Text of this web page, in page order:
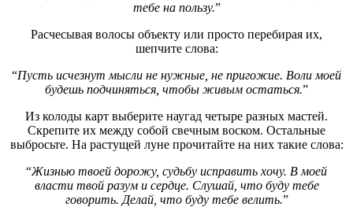
тебе на пользу.”
Расчесывая волосы объекту или просто перебирая их,
шепчите слова:
“Пусть исчезнут мысли не нужные, не пригожие. Воли моей
будешь подчиняться, чтобы живым остаться.”
Из колоды карт выберите наугад четыре разных мастей.
Скрепите их между собой свечным воском. Остальные
выбросьте. На растущей луне прочитайте на них такие слова:
“Жизнью твоей дорожу, судьбу исправить хочу. В моей
власти твой разум и сердце. Слушай, что буду тебе
говорить. Делай, что буду тебе велить.”